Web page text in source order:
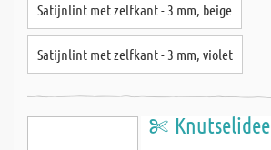
Satijnlint met zelfkant - 3 mm, beige
Satijnlint met zelfkant - 3 mm, violet
Knutselidee